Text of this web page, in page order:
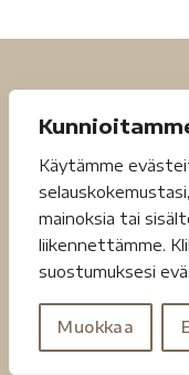
Käytämme
mainoksia tai
liikennettämme.
suostumuksesi
Muokkaa